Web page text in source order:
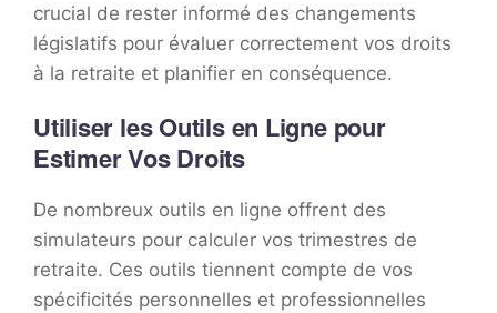
crucial de rester informé des changements
législatifs pour évaluer correctement vos droits
à la retraite et planifier en conséquence.
Utiliser les Outils en Ligne pour
Estimer Vos Droits
De nombreux outils en ligne offrent des
simulateurs pour calculer vos trimestres de
retraite. Ces outils tiennent compte de vos
spécificités personnelles et professionnelles